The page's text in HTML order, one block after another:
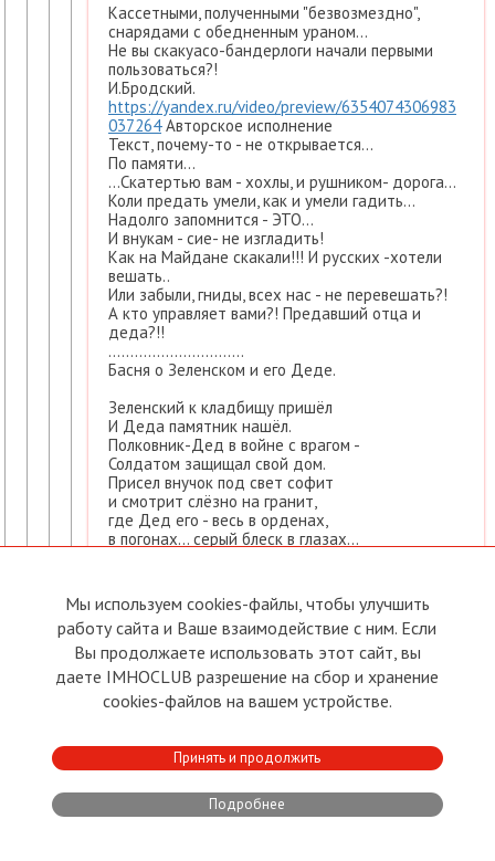
Кассетными, полученными "безвозмездно",
снарядами с обедненным ураном...
Не вы скакуасо-бандерлоги начали первыми
пользоваться?!
И.Бродский.
https://yandex.ru/video/preview/6354074306983
037264Авторское исполнение
Текст, почему-то - не открывается...
По памяти...
...Скатертью вам - хохлы, и рушником- дорога...
Коли предать умели, как и умели гадить...
Надолго запомнится - ЭТО...
И внукам - сие- не изгладить!
Как на Майдане скакали!!! И русских -хотели
вешать..
Или забыли, гниды, всех нас - не перевешать?!
А кто управляет вами?! Предавший отца и
деда?!!
...............................
Басня о Зеленском и его Деде.
Зеленский к кладбищу пришёл
И Деда памятник нашёл.
Полковник-Дед в войне с врагом -
Солдатом защищал свой дом.
Присел внучок под свет софит
и смотрит слёзно на гранит,
где Дед его - весь в орденах,
в погонах... серый блеск в глазах...
серьёзно, скорбно, что есть сил,
на камеру он вопросил:
- Скажи мне, Деда, поскорей,
я украинец иль еврей... ?
Сронив слезу с гранитных глаз,
Дед прошептал:
- Ты - пи-до-рас!
тому, кто вжился в свою роль!
Мораль сей басни такова:
Прости, читатель, моветон.
Но те слова - гранит, бетон.
Мы используем cookies-файлы, чтобы улучшить
работу сайта и Ваше взаимодействие с ним. Если
Вы продолжаете использовать этот сайт, вы
даете IMHOCLUB разрешение на сбор и хранение
cookies-файлов на вашем устройстве.
Принять и продолжить
Подробнее